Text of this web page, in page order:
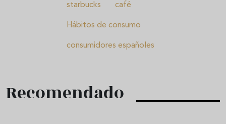
starbucks café
Hábitos de consumo
consumidores españoles
Recomendado